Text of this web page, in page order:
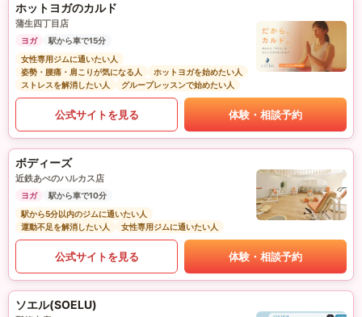
ホットヨガのカルド
蒲生四丁目店
ヨガ
駅から車で15分
女性専用ジムに通いたい人
姿勢・腰痛・肩こりが気になる人
ホットヨガを始めたい人
ストレスを解消したい人
グループレッスンで始めたい人
公式サイトを見る 体験・相談予約
ボディーズ
近鉄あべのハルカス店
ヨガ
駅から車で10分
駅から5分以内のジムに通いたい人
運動不足を解消したい人
女性専用ジムに通いたい人
公式サイトを見る 体験・相談予約
ソエル(SOELU)